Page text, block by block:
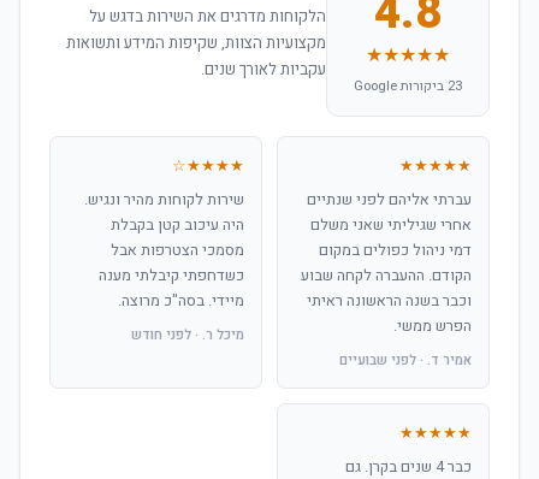
★★★★★
23 ביקורות Google
הלקוחות מדרגים את השירות בדגש על
מקצועיות הצוות, שקיפות המידע ותשואות
עקביות לאורך שנים.
★★★★★
עברתי אליהם לפני שנתיים
אחרי שגיליתי שאני משלם
דמי ניהול כפולים במקום
הקודם. ההעברה לקחה שבוע
וכבר בשנה הראשונה ראיתי
הפרש ממשי.
אמיר ד. · לפני שבועיים
★★★★☆
שירות לקוחות מהיר ונגיש.
היה עיכוב קטן בקבלת
מסמכי הצטרפות אבל
כשדחפתי קיבלתי מענה
מיידי. בסה"כ מרוצה.
מיכל ר. · לפני חודש
★★★★★
כבר 4 שנים בקרן. גם